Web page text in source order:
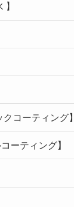
】
クコーティング】
ーティング】